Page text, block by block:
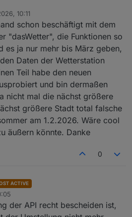
10:11
schon beschäftigt mit dem
"dasWetter", die Funktionen so
es ja nur mehr bis März geben,
Daten der Wetterstation
Teil habe den neuen
und bin dermaßen
nicht mal die nächst größere
größere Stadt total falsche
am 1.2.2026. Wäre cool
äußern könnte. Danke
0
ACTIVE
der API recht bescheiden ist,